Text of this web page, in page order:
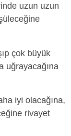
uzun uzun
çok büyük
uğrayacağına
iyi olacağına,
rivayet